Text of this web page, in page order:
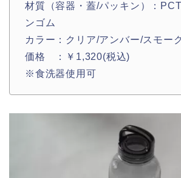
材質（容器・蓋/パッキン）：
ンゴム
カラー：クリア/アンバー/スモーク
価格 ：￥1,320(税込)
※食洗器使用可